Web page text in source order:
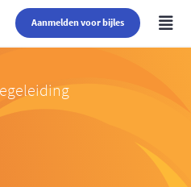
Aanmelden voor bijles